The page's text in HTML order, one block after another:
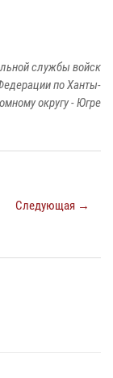
службы войск
по Ханты-
округу - Югре
Следующая →